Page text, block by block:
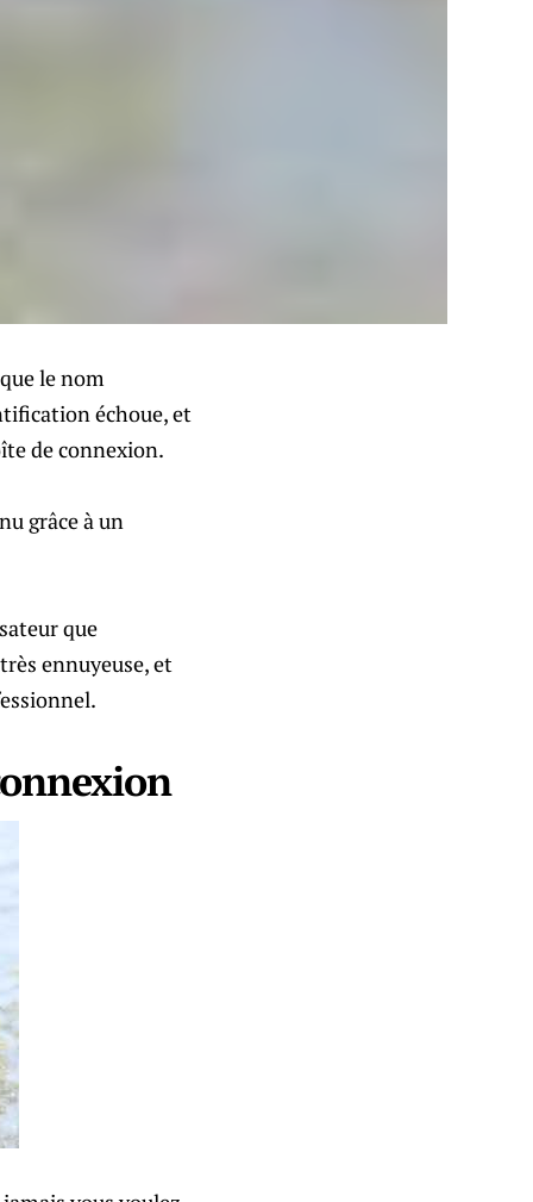
le nom
échoue, et
de connexion.
grâce à un
que
ennuyeuse, et